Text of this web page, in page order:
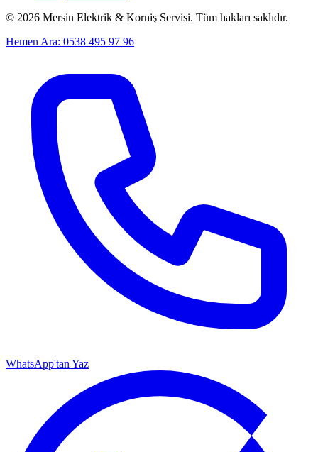
© 2026 Mersin Elektrik & Korniş Servisi. Tüm hakları saklıdır.
Hemen Ara: 0538 495 97 96
WhatsApp'tan Yaz